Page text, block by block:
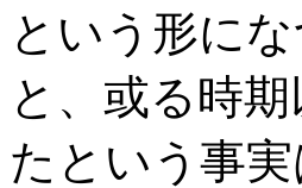
という形に
と、或る時
たという事